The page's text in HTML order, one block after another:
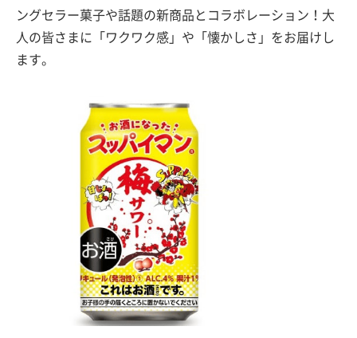
ングセラー菓子や話題の新商品とコラボレーション！大
人の皆さまに「ワクワク感」や「懐かしさ」をお届けし
ます。